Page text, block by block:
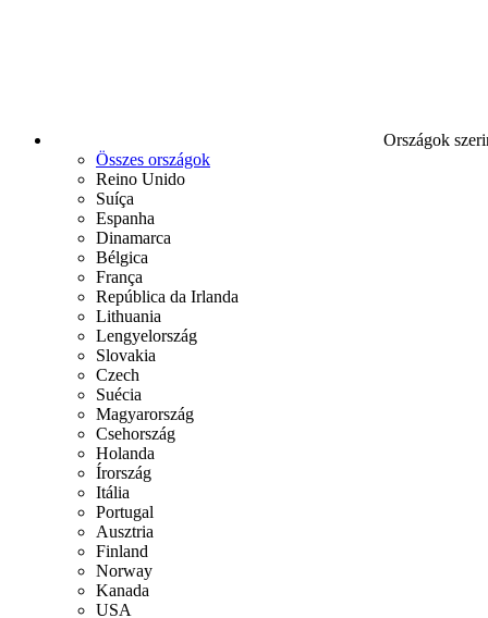
Országok
Összes országok
Reino Unido
Suíça
Espanha
Dinamarca
Bélgica
França
República da Irlanda
Lithuania
Lengyelország
Slovakia
Czech
Suécia
Magyarország
Csehország
Holanda
Írország
Itália
Portugal
Ausztria
Finland
Norway
Kanada
USA